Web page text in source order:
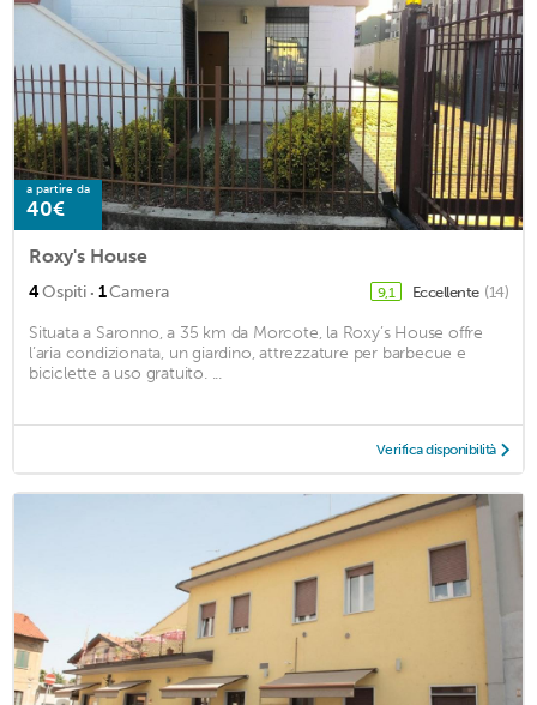
a partire da
40€
Roxy's House
4Ospiti · 1Camera 9,1 Eccellente (14)
Situata a Saronno, a 35 km da Morcote, la Roxy’s House offre
l’aria condizionata, un giardino, attrezzature per barbecue e
biciclette a uso gratuito. ...
Verifica disponibilità